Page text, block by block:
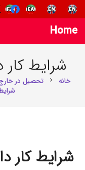
Home
شرایط کار
خانه chevron_right تحصیل در خارج
شرایط کار